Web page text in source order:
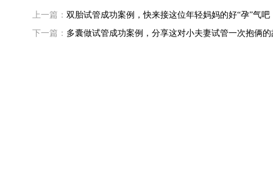
上一篇： 双胎试管成功案例，快来接这位年轻妈妈的好“孕”气吧
下一篇： 多囊做试管成功案例，分享这对小夫妻试管一次抱俩的